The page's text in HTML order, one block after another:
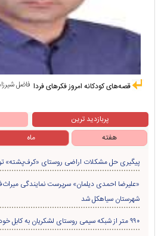
فاضل قصه‌های کودکانه امروز فکرهای فردا
پربازدید ترین
هفته
ماه
پیگیری حل مشکلات اراضی روستای «کرف‌پشته»
«علیرضا احمدی دیلمان» سرپرست نمایندگی
شهرستان سیاهکل شد
۹۹۰ متر از شبکه سیمی روستای لشکریان به کابل خودنگهدار ارتقاء یافت